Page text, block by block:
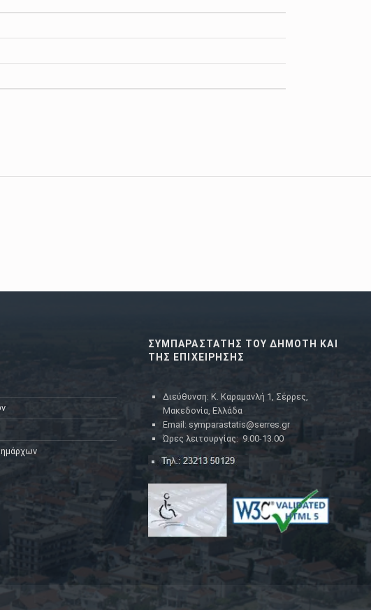
ΣΥΜΠΑΡΑΣΤΑΤΗΣ ΤΟΥ ΔΗΜΟΤΗ ΚΑΙ
ΤΗΣ ΕΠΙΧΕΙΡΗΣΗΣ
Διεύθυνση: Κ. Καραμανλή 1, Σέρρες,
Μακεδονία, Ελλάδα
Email: symparastatis@serres.gr
Ώρες λειτουργίας: 9.00-13.00